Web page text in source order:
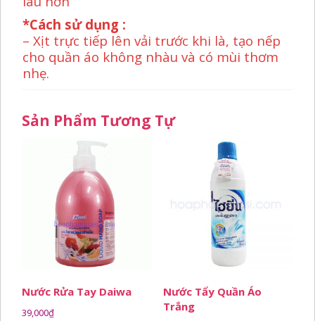
*Cách sử dụng :
– Xịt trực tiếp lên vải trước khi là, tạo nếp
cho quần áo không nhàu và có mùi thơm
nhẹ.
Sản Phẩm Tương Tự
Nước Rửa Tay Daiwa
39,000₫
Nước Tẩy Quần Áo
Trắng